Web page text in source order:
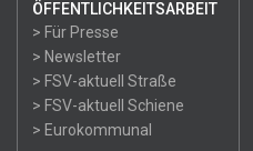
ÖFFENTLICHKEITSARBEIT
> Für Presse
> Newsletter
> FSV-aktuell Straße
> FSV-aktuell Schiene
> Eurokommunal